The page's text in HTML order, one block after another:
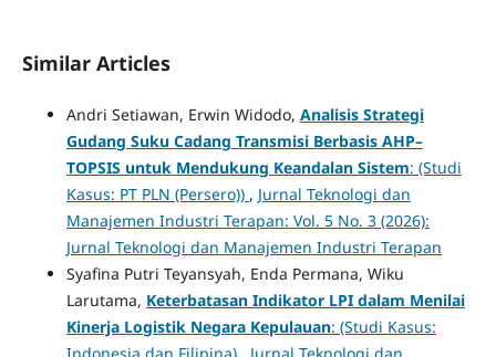
Similar Articles
Andri Setiawan, Erwin Widodo, Analisis Strategi
Gudang Suku Cadang Transmisi Berbasis AHP–
TOPSIS untuk Mendukung Keandalan Sistem: (Studi
Kasus: PT PLN (Persero)) , Jurnal Teknologi dan
Manajemen Industri Terapan: Vol. 5 No. 3 (2026):
Jurnal Teknologi dan Manajemen Industri Terapan
Syafina Putri Teyansyah, Enda Permana, Wiku
Larutama, Keterbatasan Indikator LPI dalam Menilai
Kinerja Logistik Negara Kepulauan: (Studi Kasus: